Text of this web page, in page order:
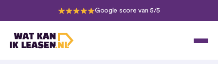
Google score van 5/5